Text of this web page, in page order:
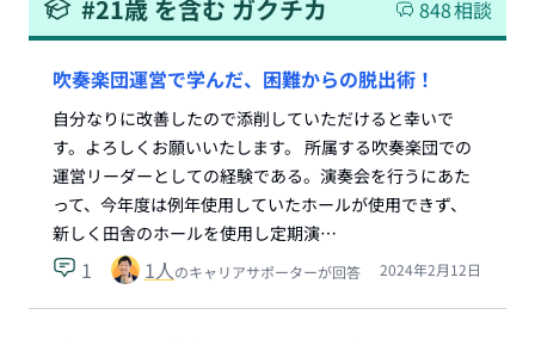
#21歳 を含む ガクチカ 848相談
吹奏楽団運営で学んだ、困難からの脱出術！
自分なりに改善したので添削していただけると幸いで
す。よろしくお願いいたします。 所属する吹奏楽団での
運営リーダーとしての経験である。演奏会を行うにあた
って、今年度は例年使用していたホールが使用できず、
新しく田舎のホールを使用し定期演…
1 1人のキャリアサポーターが回答 2024年2月12日